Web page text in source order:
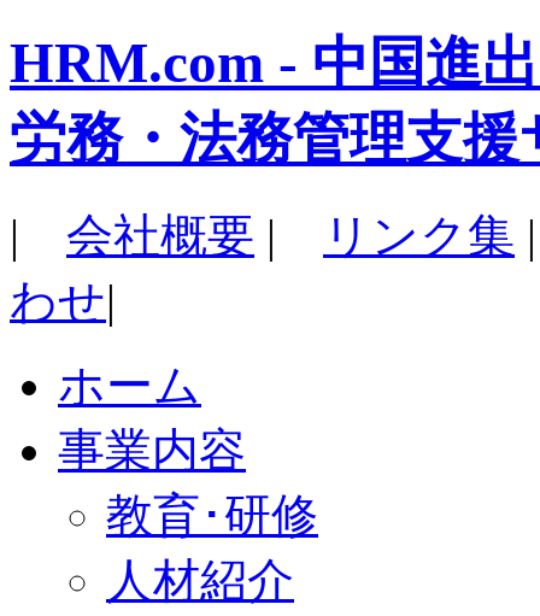
HRM.com - 中国進
労務・法務管理支援
| 会社概要 | リンク集
わせ|
ホーム
事業内容
教育･研修
人材紹介